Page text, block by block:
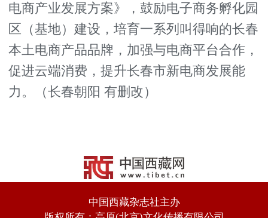
电商产业发展方案》，鼓励电子商务孵化园
区（基地）建设，培育一系列叫得响的长春
本土电商产品品牌，加强与电商平台合作，
促进云端消费，提升长春市新电商发展能
力。（长春朝阳 有删改）
中国西藏杂志社主办